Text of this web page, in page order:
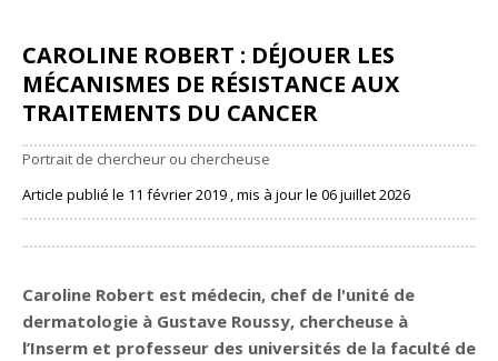
CAROLINE ROBERT : DÉJOUER LES
MÉCANISMES DE RÉSISTANCE AUX
TRAITEMENTS DU CANCER
Portrait de chercheur ou chercheuse
Article publié le 11 février 2019 , mis à jour le 06 juillet 2026
Caroline Robert est médecin, chef de l'unité de
dermatologie à Gustave Roussy, chercheuse à
l’Inserm et professeur des universités de la faculté de